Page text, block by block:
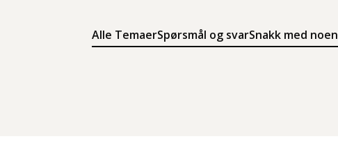
Alle TemaerSpørsmål og svarSnakk med noen
Søk
Meny